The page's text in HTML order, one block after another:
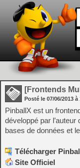
[Frontends
Posté le 07/06/2013 à
PinballX est un
développé par
bases de données et
Télécharger
Site Officiel